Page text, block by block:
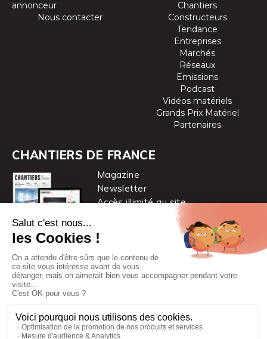
annonceur
Nous contacter
Chantiers
Constructeurs
Tendance
Entreprises
Marchés
Réseaux
Emissions
Podcast
Vidéos matériels
Grands Prix Matériel
Partenaires
CHANTIERS DE FRANCE
Magazine
Newsletter
Accès illimité au site
Chantiers de France est une marque